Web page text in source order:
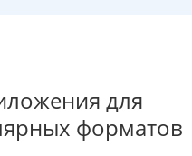
для
форматов